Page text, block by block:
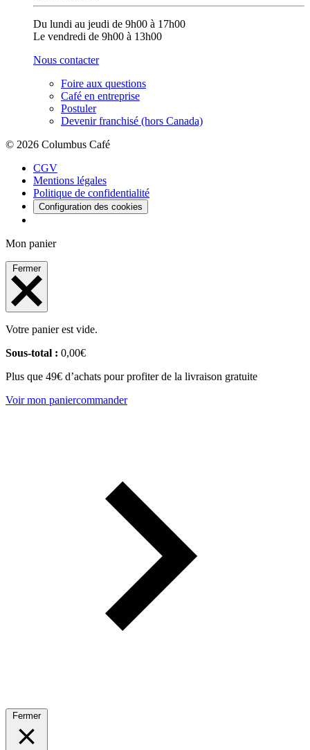
Du lundi au jeudi de 9h00 à 17h00
Le vendredi de 9h00 à 13h00
Nous contacter
Foire aux questions
Café en entreprise
Postuler
Devenir franchisé (hors Canada)
© 2026 Columbus Café
CGV
Mentions légales
Politique de confidentialité
Configuration des cookies
Mon panier
Fermer
Votre panier est vide.
Sous-total : 0,00€
Plus que 49€ d’achats pour profiter de la livraison gratuite
Voir mon paniercommander
Fermer